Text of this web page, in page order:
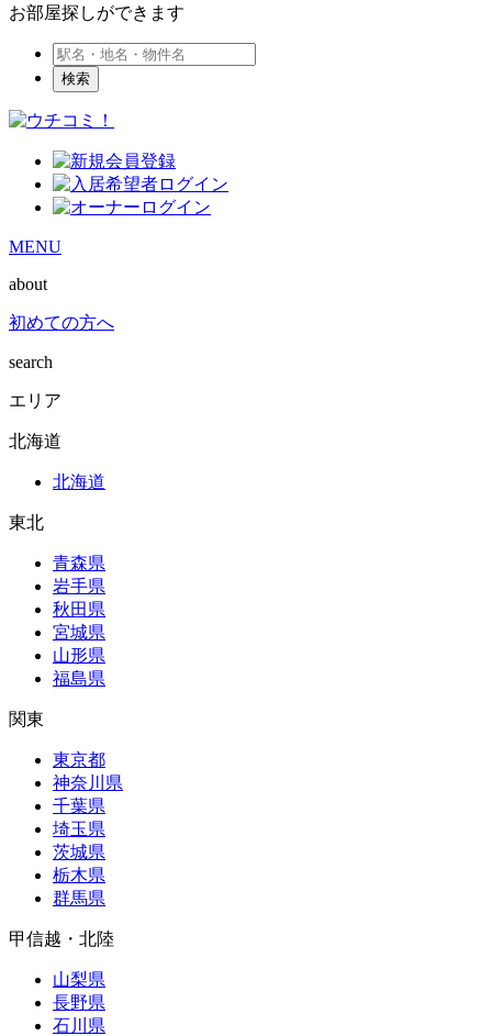
お部屋探しができます
検索
MENU
about
初めての方へ
search
エリア
北海道
北海道
東北
青森県
岩手県
秋田県
宮城県
山形県
福島県
関東
東京都
神奈川県
千葉県
埼玉県
茨城県
栃木県
群馬県
甲信越・北陸
山梨県
長野県
石川県